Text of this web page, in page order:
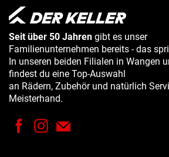
Seit über 50 Jahren gibt es unser
Familienunternehmen bereits - das
In unseren beiden Filialen in Wangen
findest du eine Top-Auswahl
an Rädern, Zubehör und natürlich
Meisterhand.